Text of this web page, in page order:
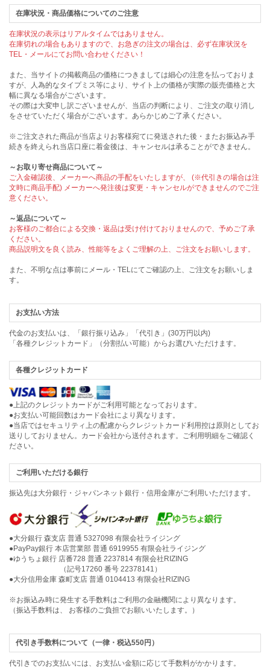
在庫状況・商品価格についてのご注意
在庫状況の表示はリアルタイムではありません。
在庫切れの場合もありますので、お急ぎの注文の場合は、必ず在庫状況を
TEL・メールにてお問い合わせください！
また、当サイトの掲載商品の価格につきましては細心の注意を払っておりま
すが、人為的なタイプミス等により、サイト上の価格が実際の販売価格と大
幅に異なる場合がございます。
その際は大変申し訳ございませんが、当店の判断により、ご注文の取り消し
をさせていただく場合がございます。あらかじめご了承ください。
※ご注文された商品が当店よりお客様宛てに発送された後・またお振込み手
続きを終えられ当店口座に着金後は、キャンセルは承ることができません。
～お取り寄せ商品について～
ご入金確認後、メーカーへ商品の手配をいたしますが、 (※代引きの場合は注
文時に商品手配) メーカーへ発注後は変更・キャンセルができませんのでご注
意ください。
～返品について～
お客様のご都合による交換・返品は受け付けておりませんので、予めご了承
ください。
商品説明文を良く読み、性能等をよくご理解の上、ご注文をお願いします。
また、不明な点は事前にメール・TELにてご確認の上、ご注文をお願いしま
す。
お支払い方法
代金のお支払いは、「銀行振り込み」「代引き」(30万円以内)
「各種クレジットカード」（分割払い可能）からお選びいただけます。
各種クレジットカード
●上記のクレジットカードがご利用可能となっております。
●お支払い可能回数はカード会社により異なります。
●当店ではセキュリティ上の配慮からクレジットカード利用控は原則としてお
送りしておりません。カード会社から送付されます。ご利用明細をご確認く
ださい。
ご利用いただける銀行
振込先は大分銀行・ジャパンネット銀行・信用金庫がご利用いただけます。
●大分銀行 森支店 普通 5327098 有限会社ライジング
●PayPay銀行 本店営業部 普通 6919955 有限会社ライジング
●ゆうちょ銀行 店番728 普通 2237814 有限会社RIZING
（記号17260 番号 22378141）
●大分信用金庫 森町支店 普通 0104413 有限会社RIZING
※お振込み時に発生する手数料はご利用の金融機関により異なります。
（振込手数料は、 お客様のご負担でお願いいたします。）
代引き手数料について（一律・税込550円）
代引きでのお支払いには、お支払い金額に応じて手数料がかかります。